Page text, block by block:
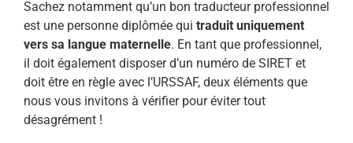
Sachez notamment qu’un bon traducteur professionnel
est une personne diplômée qui traduit uniquement
vers sa langue maternelle. En tant que professionnel,
il doit également disposer d’un numéro de SIRET et
doit être en règle avec l’URSSAF, deux éléments que
nous vous invitons à vérifier pour éviter tout
désagrément !